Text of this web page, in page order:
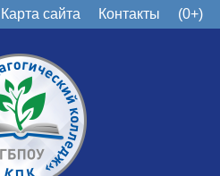
Карта сайта Контакты (0+)